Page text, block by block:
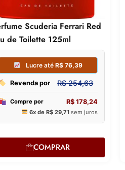
Revenda por
Compre por
6x de
Scuderia Ferrari Red
de Toilette 125ml
COMPRAR